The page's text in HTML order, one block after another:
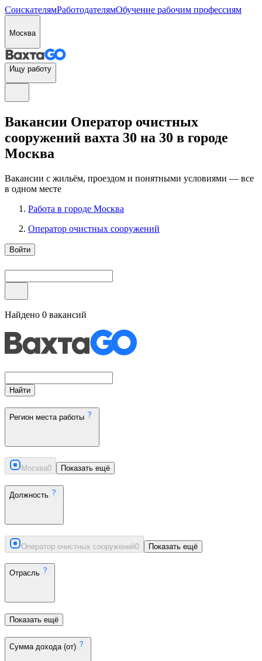
СоискателямРаботодателямОбучение рабочим профессиям
Москва
Ищу работу
Вакансии Оператор очистных
сооружений вахта 30 на 30 в городе
Москва
Вакансии с жильём, проездом и понятными условиями — все
в одном месте
Работа в городе Москва
Оператор очистных сооружений
Войти
Найдено 0 вакансий
Найти
Регион места работы
Москва0 Показать ещё
Должность
Оператор очистных сооружений0 Показать ещё
Отрасль
Показать ещё
Сумма дохода (от)